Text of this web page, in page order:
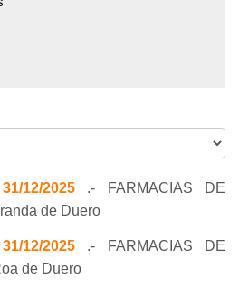
12/2025.- FARMACIAS DE
de Duero
12/2025.- FARMACIAS DE
de Duero